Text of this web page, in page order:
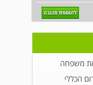
משפחה
הכללי